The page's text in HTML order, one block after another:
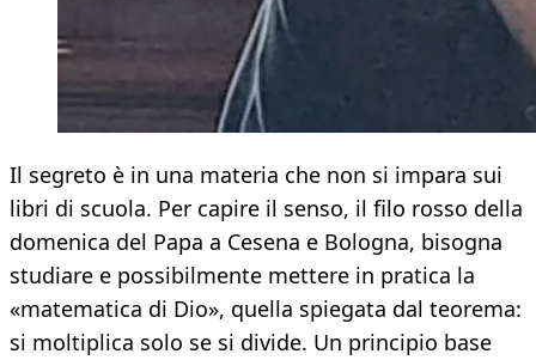
Il segreto è in una materia che non si impara sui
libri di scuola. Per capire il senso, il filo rosso della
domenica del Papa a Cesena e Bologna, bisogna
studiare e possibilmente mettere in pratica la
«matematica di Dio», quella spiegata dal teorema:
si moltiplica solo se si divide. Un principio base